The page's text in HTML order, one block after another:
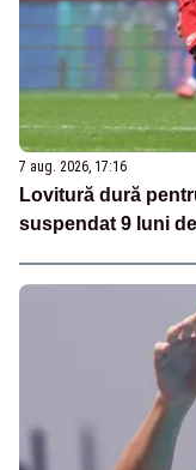
7 aug. 2026, 17:16
Lovitură dură
suspendat 9 luni